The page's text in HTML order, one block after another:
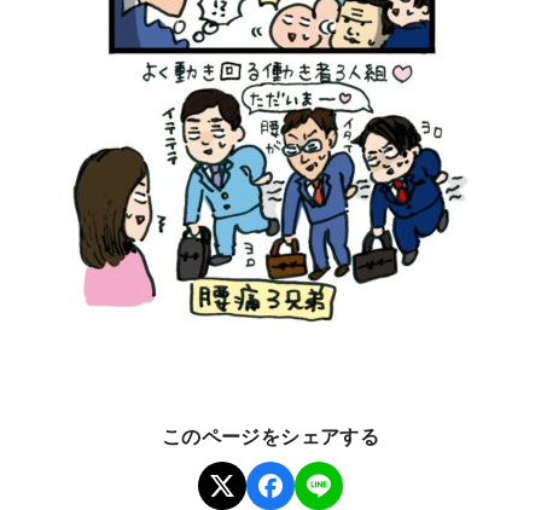
このページをシェアする